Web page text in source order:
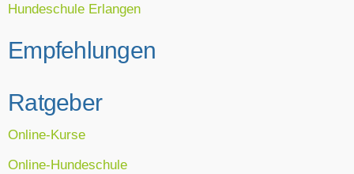
Hundeschule Erlangen
Empfehlungen
Ratgeber
Online-Kurse
Online-Hundeschule